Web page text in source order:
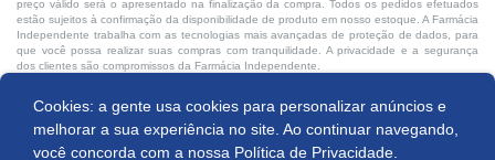
Produto indisponível
Cookies: a gente usa cookies para personalizar anúncios e
melhorar a sua experiência no site. Ao continuar navegando,
você concorda com a nossa Política de Privacidade.
preço válido será o apresentado na finalização da compra. Todos os pedidos efetuados
estão sujeitos à confirmação da disponibilidade de produto em nosso estoque. A Farmácia
Independente trabalha com as tecnologias mais avançadas de proteção de dados, para
que você possa realizar suas compras com tranquilidade. A privacidade e a segurança
dos clientes são compromissos da Farmácia Independente.
Desenvolvido por: